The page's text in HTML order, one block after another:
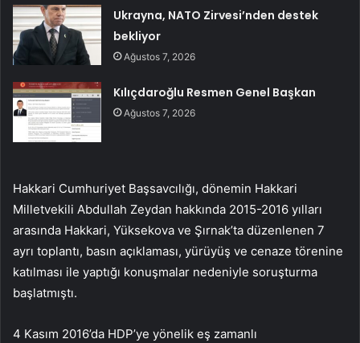
Ukrayna, NATO Zirvesi’nden destek
bekliyor
Ağustos 7, 2026
Kılıçdaroğlu Resmen Genel Başkan
Ağustos 7, 2026
Hakkari Cumhuriyet Başsavcılığı, dönemin Hakkari
Milletvekili Abdullah Zeydan hakkında 2015-2016 yılları
arasında Hakkari, Yüksekova ve Şırnak’ta düzenlenen 7
ayrı toplantı, basın açıklaması, yürüyüş ve cenaze törenine
katılması ile yaptığı konuşmalar nedeniyle soruşturma
başlatmıştı.
4 Kasım 2016’da HDP’ye yönelik eş zamanlı